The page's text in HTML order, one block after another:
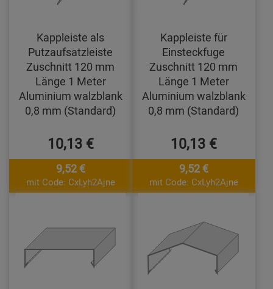
Kappleiste als
Putzaufsatzleiste
Zuschnitt 120 mm
Länge 1 Meter
Aluminium walzblank
0,8 mm (Standard)
10,13 €
9,52 €
mit Code: CxLyh2Ajne
Kappleiste für
Einsteckfuge
Zuschnitt 120 mm
Länge 1 Meter
Aluminium walzblank
0,8 mm (Standard)
10,13 €
9,52 €
mit Code: CxLyh2Ajne